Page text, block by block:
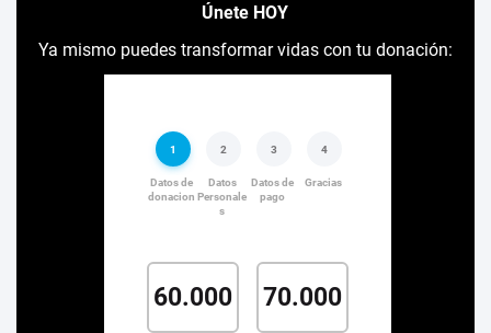
Únete HOY
Ya mismo puedes transformar vidas con tu donación: